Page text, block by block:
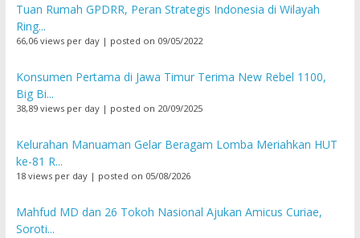
Tuan Rumah GPDRR, Peran Strategis Indonesia di Wilayah
Ring...
66,06 views per day| posted on 09/05/2022
Konsumen Pertama di Jawa Timur Terima New Rebel 1100,
Big Bi...
38,89 views per day| posted on 20/09/2025
Kelurahan Manuaman Gelar Beragam Lomba Meriahkan HUT
ke-81 R...
18 views per day| posted on 05/08/2026
Mahfud MD dan 26 Tokoh Nasional Ajukan Amicus Curiae,
Soroti...